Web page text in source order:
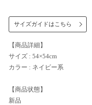
サイズガイドはこちら
【商品詳細】
サイズ : 54×54cm
カラー : ネイビー系
【商品状態】
新品